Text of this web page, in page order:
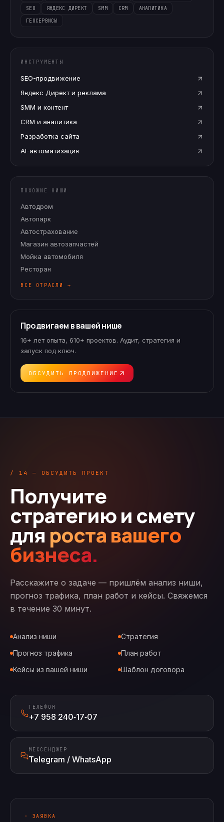
SEO ЯНДЕКС ДИРЕКТ SMM CRM
АНАЛИТИКА
ГЕОСЕРВИСЫ
ИНСТРУМЕНТЫ
SEO-продвижение
Яндекс Директ и реклама
SMM и контент
CRM и аналитика
Разработка сайта
AI-автоматизация
ПОХОЖИЕ НИШИ
Автодром
Автопарк
Автострахование
Магазин автозапчастей
Мойка автомобиля
Ресторан
ВСЕ ОТРАСЛИ →
Продвигаем в вашей нише
16+ лет опыта, 610+ проектов. Аудит, стратегия и
запуск под ключ.
ОБСУДИТЬ ПРОДВИЖЕНИЕ
/ 14 — ОБСУДИТЬ ПРОЕКТ
Получите
стратегию и смету
для роста вашего
бизнеса.
Расскажите о задаче — пришлём анализ ниши,
прогноз трафика, план работ и кейсы. Свяжемся
в течение 30 минут.
Анализ ниши
Стратегия
Прогноз трафика
План работ
Кейсы из вашей ниши
Шаблон договора
ТЕЛЕФОН
+7 958 240‑17‑07
МЕССЕНДЖЕР
Telegram / WhatsApp
· ЗАЯВКА